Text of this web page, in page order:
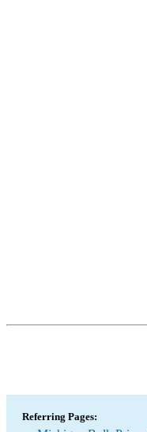
Referring Pages: